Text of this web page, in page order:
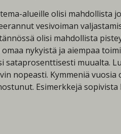
alueille olisi mahdollista
vesivoiman
olisi mahdollista
nykyistä ja aiempaa
muualta.
nopeasti. Kymmeniä vuosia
Esimerkkejä